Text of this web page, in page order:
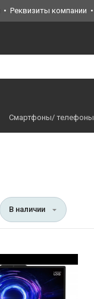
Реквизиты компании
Смартфоны/ телефоны
В наличии